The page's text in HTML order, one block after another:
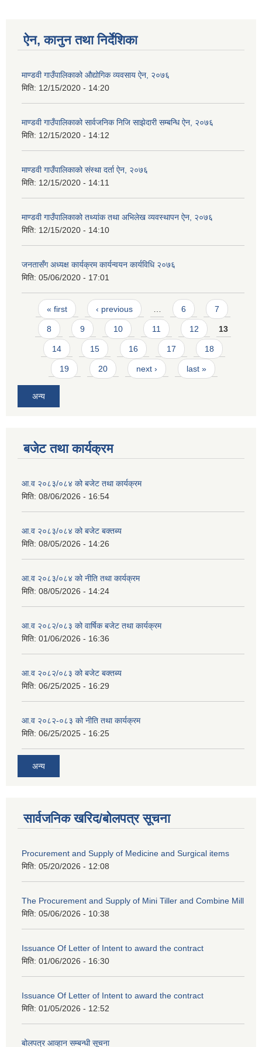
ऐन, कानुन तथा निर्देशिका
माण्डवी गाउँपालिकाको औद्योगिक व्यवसाय ऐन, २०७६
मिति: 12/15/2020 - 14:20
माण्डवी गाउँपालिकाको सार्वजनिक निजि साझेदारी सम्बन्धि ऐन, २०७६
मिति: 12/15/2020 - 14:12
माण्डवी गाउँपालिकाको संस्था दर्ता ऐन, २०७६
मिति: 12/15/2020 - 14:11
माण्डवी गाउँपालिकाको तथ्यांक तथा अभिलेख व्यवस्थापन ऐन, २०७६
मिति: 12/15/2020 - 14:10
जनतासँग अध्यक्ष कार्यक्रम कार्यन्वयन कार्यविधि २०७६
मिति: 05/06/2020 - 17:01
Pages
« first ‹ previous … 6 7
8 9 10 11 12 13
14 15 16 17 18
19 20 next › last »
अन्य
बजेट तथा कार्यक्रम
आ.व २०८३/०८४ को बजेट तथा कार्यक्रम
मिति: 08/06/2026 - 16:54
आ.व २०८३/०८४ को बजेट बक्तब्य
मिति: 08/05/2026 - 14:26
आ.व २०८३/०८४ को नीति तथा कार्यक्रम
मिति: 08/05/2026 - 14:24
आ.व २०८२/०८३ को वार्षिक बजेट तथा कार्यक्रम
मिति: 01/06/2026 - 16:36
आ.व २०८२/०८३ को बजेट बक्तब्य
मिति: 06/25/2025 - 16:29
आ.व २०८२-०८३ को नीति तथा कार्यक्रम
मिति: 06/25/2025 - 16:25
अन्य
सार्वजनिक खरिद/बोलपत्र सूचना
Procurement and Supply of Medicine and Surgical items
मिति: 05/20/2026 - 12:08
The Procurement and Supply of Mini Tiller and Combine Mill
मिति: 05/06/2026 - 10:38
Issuance Of Letter of Intent to award the contract
मिति: 01/06/2026 - 16:30
Issuance Of Letter of Intent to award the contract
मिति: 01/05/2026 - 12:52
बोलपत्र आव्हान सम्बन्धी सूचना